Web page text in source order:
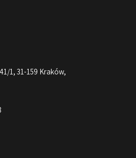
1, 31-159 Kraków,